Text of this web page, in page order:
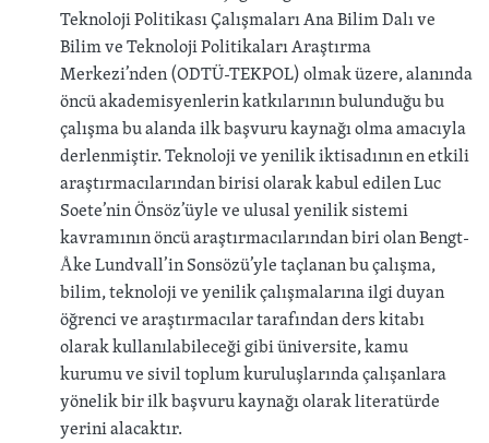
Teknoloji Politikası Çalışmaları Ana Bilim Dalı ve
Bilim ve Teknoloji Politikaları Araştırma
Merkezi’nden (ODTÜ-TEKPOL) olmak üzere, alanında
öncü akademisyenlerin katkılarının bulunduğu bu
çalışma bu alanda ilk başvuru kaynağı olma amacıyla
derlenmiştir. Teknoloji ve yenilik iktisadının en etkili
araştırmacılarından birisi olarak kabul edilen Luc
Soete’nin Önsöz’üyle ve ulusal yenilik sistemi
kavramının öncü araştırmacılarından biri olan Bengt-
Åke Lundvall’in Sonsözü’yle taçlanan bu çalışma,
bilim, teknoloji ve yenilik çalışmalarına ilgi duyan
öğrenci ve araştırmacılar tarafından ders kitabı
olarak kullanılabileceği gibi üniversite, kamu
kurumu ve sivil toplum kuruluşlarında çalışanlara
yönelik bir ilk başvuru kaynağı olarak literatürde
yerini alacaktır.